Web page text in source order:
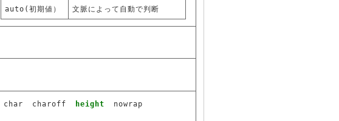
auto(初期値） 文脈によって自動で判断
char charoff height
nowrap